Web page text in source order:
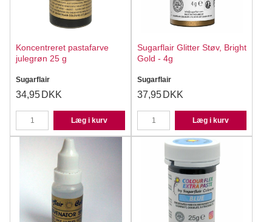
Koncentreret pastafarve
julegrøn 25 g
Sugarflair
34,95 DKK
Læg i kurv
Sugarflair Glitter Støv, Bright
Gold - 4g
Sugarflair
37,95 DKK
Læg i kurv